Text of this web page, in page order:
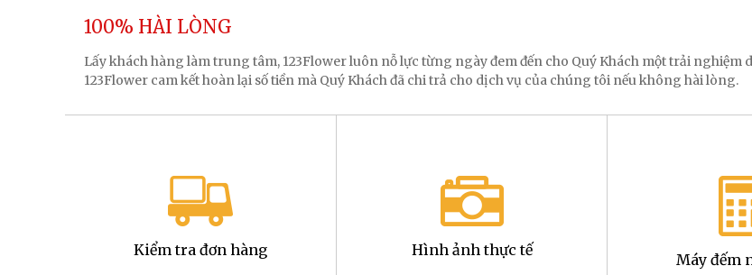
100% HÀI LÒNG
Lấy khách hàng làm trung tâm, 123Flower luôn nỗ lực từng ngày đem đến cho Quý Khách một trải nghiệm
123Flower cam kết hoàn lại số tiền mà Quý Khách đã chi trả cho dịch vụ của chúng tôi nếu không hài lòng.
Kiểm tra đơn hàng Hình ảnh thực tế
Máy đếm